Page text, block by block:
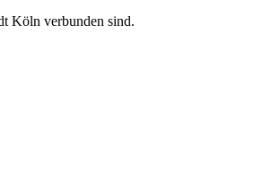
Köln verbunden sind.